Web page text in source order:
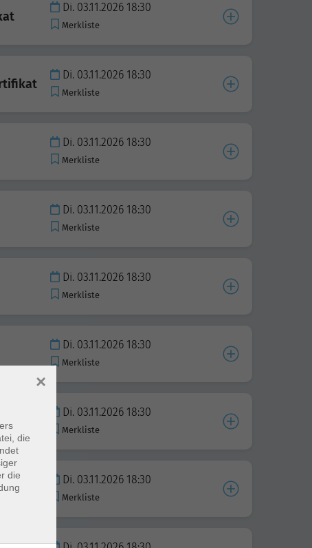
Di. 03.11.2026 18:30
Merkliste
Di. 03.11.2026 18:30
Merkliste
Di. 03.11.2026 18:30
Merkliste
Di. 03.11.2026 18:30
Merkliste
Di. 03.11.2026 18:30
Merkliste
Di. 03.11.2026 18:30
Merkliste
Di. 03.11.2026 18:30
Merkliste
mit
Di. 03.11.2026 18:30
Merkliste
die
die
×